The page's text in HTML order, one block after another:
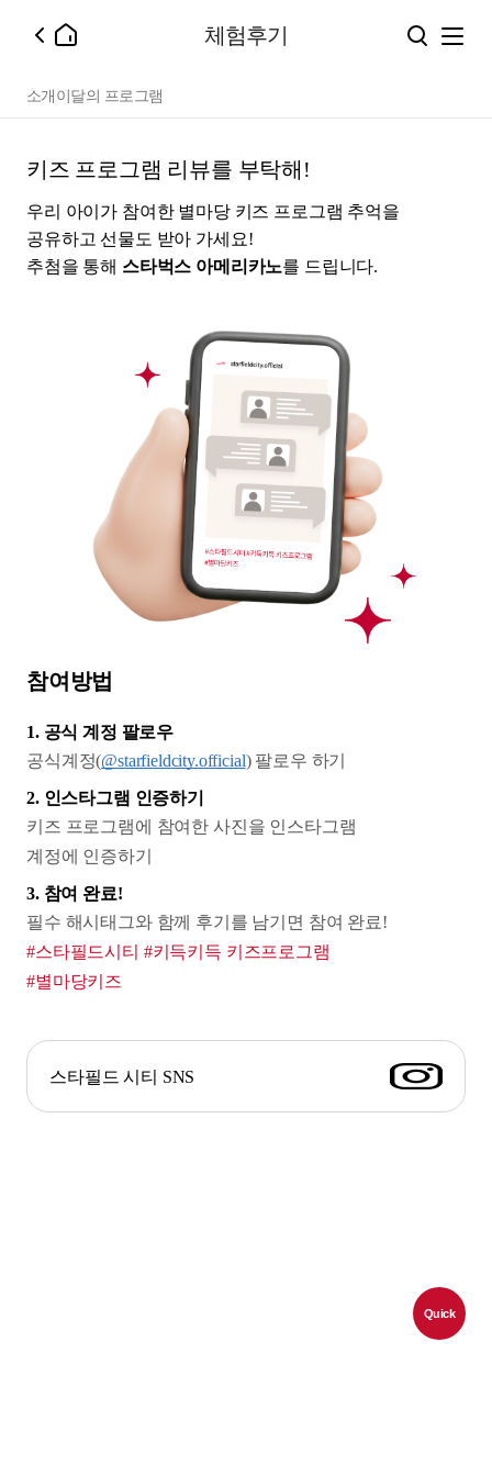
체험후기
소개이달의 프로그램
키즈 프로그램 리뷰를 부탁해!
우리 아이가 참여한 별마당 키즈 프로그램 추억을
공유하고 선물도 받아 가세요!
추첨을 통해 스타벅스 아메리카노를 드립니다.
참여방법
1. 공식 계정 팔로우
공식계정(@starfieldcity.official) 팔로우 하기
2. 인스타그램 인증하기
키즈 프로그램에 참여한 사진을 인스타그램
계정에 인증하기
3. 참여 완료!
필수 해시태그와 함께 후기를 남기면 참여 완료!
#스타필드시티 #키득키득 키즈프로그램
#별마당키즈
스타필드 시티 SNS
Quick